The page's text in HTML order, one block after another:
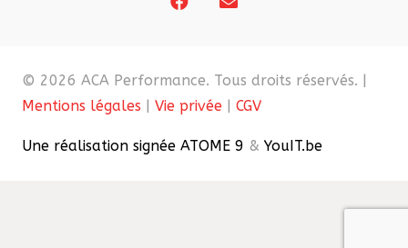
© 2026 ACA Performance. Tous droits réservés. |
Mentions légales | Vie privée | CGV
Une réalisation signée ATOME 9 & YouIT.be